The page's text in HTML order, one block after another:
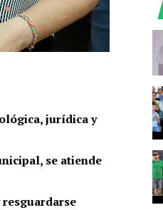
jurídica y
se atiende